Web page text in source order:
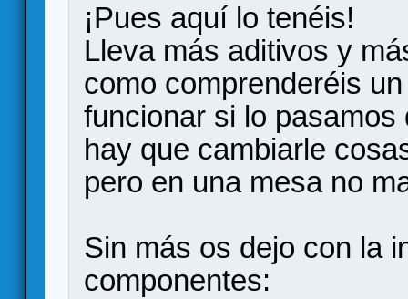
¡Pues aquí lo tenéis!
Lleva más aditivos y
como comprenderéis
funcionar si lo
hay que cambiarle
pero en una mesa no
Sin más os dejo con la
componentes: